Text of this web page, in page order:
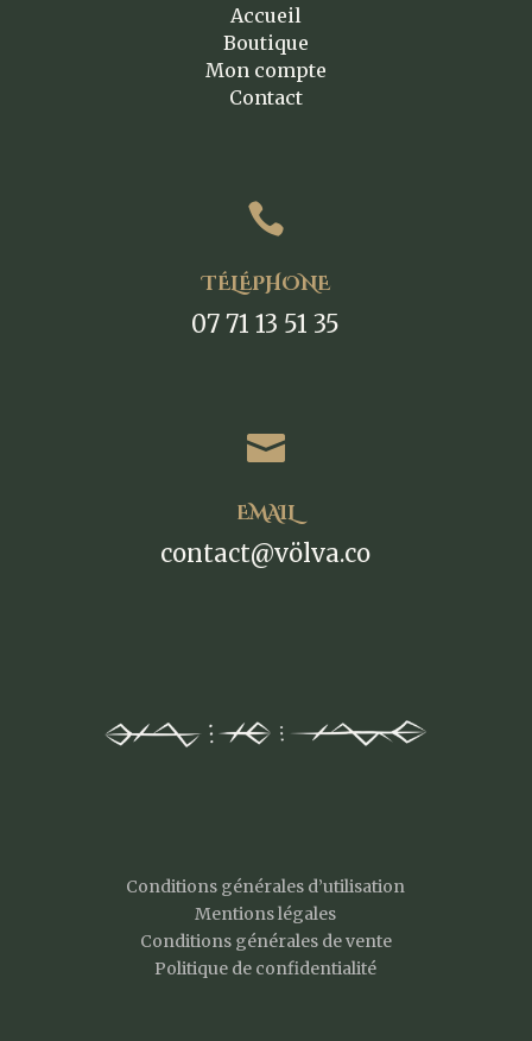
Accueil
Boutique
Mon compte
Contact

TÉLÉPHONE
07 71 13 51 35

EMAIL
contact@völva.co
Conditions générales d’utilisation
Mentions légales
Conditions générales de vente
Politique de confidentialité